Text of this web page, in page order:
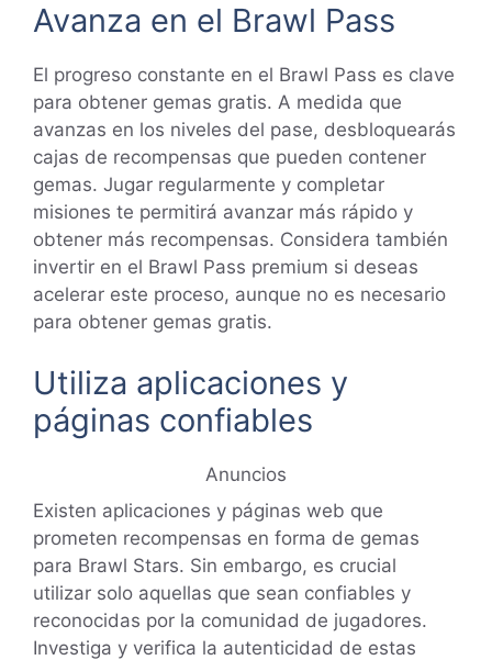
Avanza en el Brawl Pass
El progreso constante en el Brawl Pass es clave
para obtener gemas gratis. A medida que
avanzas en los niveles del pase, desbloquearás
cajas de recompensas que pueden contener
gemas. Jugar regularmente y completar
misiones te permitirá avanzar más rápido y
obtener más recompensas. Considera también
invertir en el Brawl Pass premium si deseas
acelerar este proceso, aunque no es necesario
para obtener gemas gratis.
Utiliza aplicaciones y
páginas confiables
Anuncios
Existen aplicaciones y páginas web que
prometen recompensas en forma de gemas
para Brawl Stars. Sin embargo, es crucial
utilizar solo aquellas que sean confiables y
reconocidas por la comunidad de jugadores.
Investiga y verifica la autenticidad de estas